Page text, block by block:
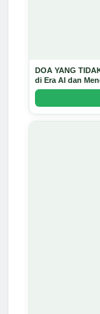
DOA YANG
di Era AI dan
Arda Dinata